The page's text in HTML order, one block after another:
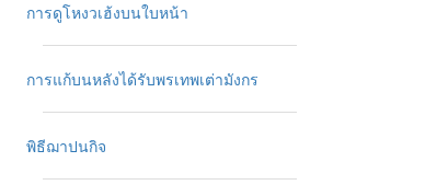
การดูโหงวเฮ้งบนใบหน้า
การแก้บนหลังได้รับพรเทพเต่ามังกร
พิธีฌาปนกิจ